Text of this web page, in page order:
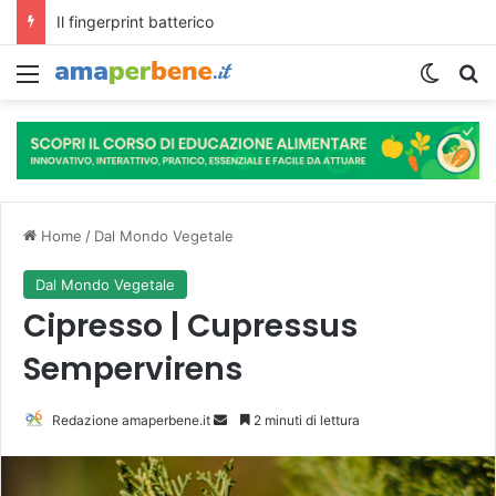
Menu
Home / Dal Mondo Vegetale
Dal Mondo Vegetale
Cipresso | Cupressus
Sempervirens
Redazione amaperbene.it
v
2 minuti di lettura